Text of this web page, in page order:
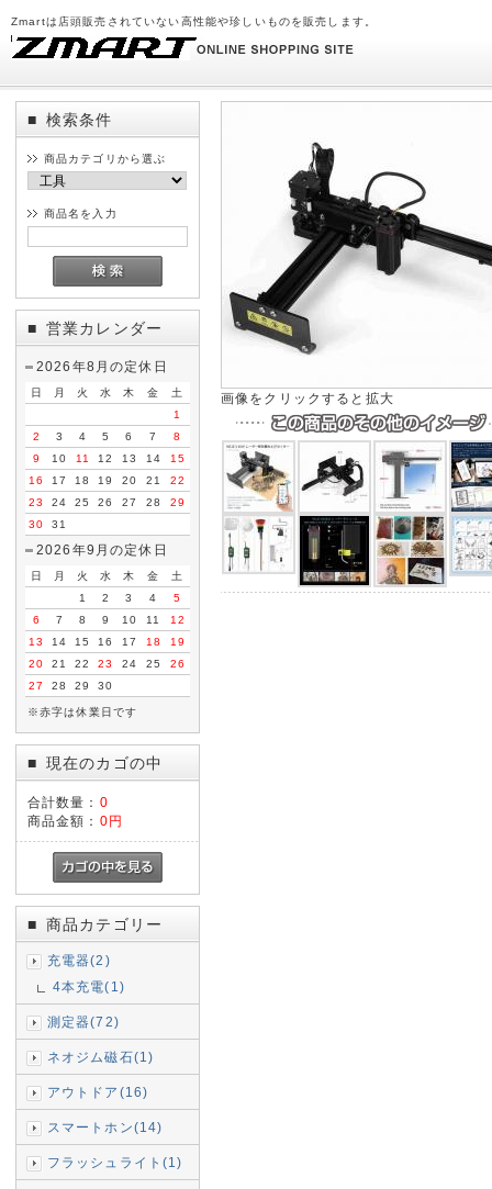
Zmartは店頭販売されていない高性能や珍しいものを販売します。
■ 検索条件
商品カテゴリから選ぶ
商品名を入力
■ 営業カレンダー
2026年8月の定休日
日 月 火 水 木 金
土
1
2
3 4 5 6 7
8
9
10 11 12 13 14
15
16
17 18 19 20 21
22
23
24 25 26 27 28
29
30
31
2026年9月の定休日
日 月 火 水 木 金
土
1
2 3 4
5
6
7 8 9 10 11
12
13
14 15 16 17 18
19
20
21 22 23 24 25
26
27
28 29 30
※赤字は休業日です
■ 現在のカゴの中
合計数量： 0
商品金額： 0円
■ 商品カテゴリー
充電器(2)
4本充電(1)
測定器(72)
ネオジム磁石(1)
アウトドア(16)
スマートホン(14)
フラッシュライト(1)
画像をクリックすると拡大